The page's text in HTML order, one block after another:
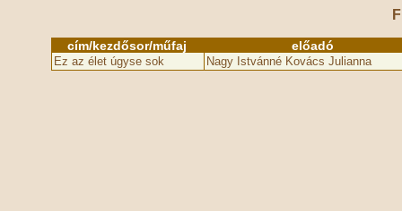
cím/kezdősor/műfaj előadó
Ez az élet úgyse sok Nagy Istvánné Kovács Julianna